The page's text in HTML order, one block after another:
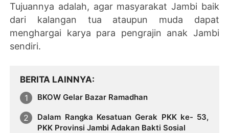
Tujuannya adalah, agar masyarakat Jambi baik
dari kalangan tua ataupun muda dapat
menghargai karya para pengrajin anak Jambi
sendiri.
BERITA LAINNYA
BKOW Gelar Bazar Ramadhan
Dalam Rangka Kesatuan Gerak PKK ke- 53,
PKK Provinsi Jambi Adakan Bakti Sosial